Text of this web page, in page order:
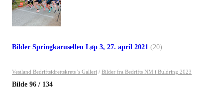
Bilder Springkarusellen Løp 3, 27. april 2021 (20)
Vestland Bedriftsidrettskrets 's Galleri / Bilder fra Bedrifts NM i Buldring 2023
Bilde 96 / 134